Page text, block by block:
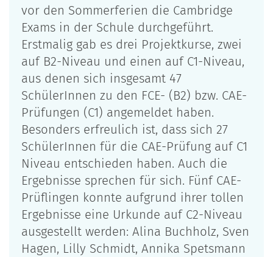
vor den Sommerferien die Cambridge
Exams in der Schule durchgeführt.
Erstmalig gab es drei Projektkurse, zwei
auf B2-Niveau und einen auf C1-Niveau,
aus denen sich insgesamt 47
SchülerInnen zu den FCE- (B2) bzw. CAE-
Prüfungen (C1) angemeldet haben.
Besonders erfreulich ist, dass sich 27
SchülerInnen für die CAE-Prüfung auf C1
Niveau entschieden haben. Auch die
Ergebnisse sprechen für sich. Fünf CAE-
Prüflingen konnte aufgrund ihrer tollen
Ergebnisse eine Urkunde auf C2-Niveau
ausgestellt werden: Alina Buchholz, Sven
Hagen, Lilly Schmidt, Annika Spetsmann